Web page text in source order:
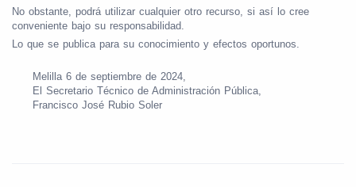
No obstante, podrá utilizar cualquier otro recurso, si así lo cree
conveniente bajo su responsabilidad.
Lo que se publica para su conocimiento y efectos oportunos.
Melilla 6 de septiembre de 2024,
El Secretario Técnico de Administración Pública,
Francisco José Rubio Soler